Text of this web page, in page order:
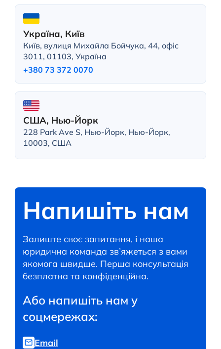
Україна, Київ
Київ, вулиця Михайла Бойчука, 44, офіс
3011, 01103, Україна
+380 73 372 0070
США, Нью-Йорк
228 Park Ave S, Нью-Йорк, Нью-Йорк,
10003, США
Напишіть нам
Залиште своє запитання, і наша
юридична команда зв’яжеться з вами
якомога швидше. Перша консультація
безплатна та конфіденційна.
Або напишіть нам у
соцмережах:
Email